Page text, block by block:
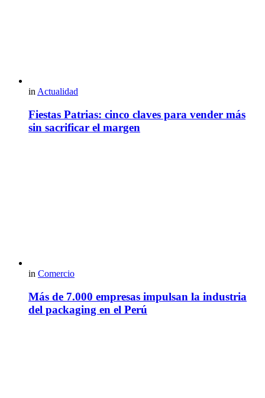
in Actualidad
Fiestas Patrias: cinco claves para vender más
sin sacrificar el margen
in Comercio
Más de 7.000 empresas impulsan la industria
del packaging en el Perú